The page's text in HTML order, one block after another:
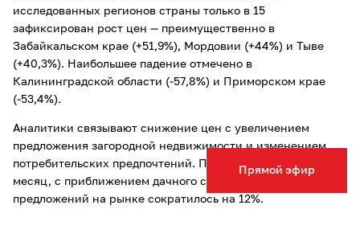
Прямой эфир
исследованных регионов страны только в 15
зафиксирован рост цен — преимущественно в
Забайкальском крае (+51,9%), Мордовии (+44%) и Тыве
(+40,3%). Наибольшее падение отмечено в
Калининградской области (-57,8%) и Приморском крае
(-53,4%).
Аналитики связывают снижение цен с увеличением
предложения загородной недвижимости и изменением
потребительских предпочтений. При этом за последний
месяц, с приближением дачного сезона, число
предложений на рынке сократилось на 12%.